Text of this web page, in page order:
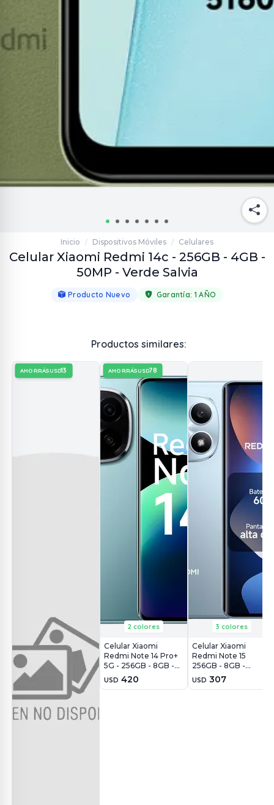
Inicio / Dispositivos Móviles / Celulares
Celular Xiaomi Redmi 14c - 256GB - 4GB -
50MP - Verde Salvia
Producto Nuevo Garantía: 1 AÑO
Productos similares:
AHORRÁSUSD13 AHORRÁSUSD78
2 colores
Celular Xiaomi
Redmi Note 14 Pro+
5G - 256GB - 8GB -
200MP - Azul
Escarcha
USD 420
3 colores
Celular Xiaomi
Redmi Note 15
256GB - 8GB -
108MP - Azul Glaciar
USD 307